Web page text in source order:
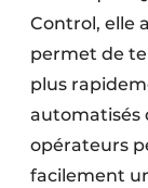
Control, elle
permet de
plus
automatisés
opérateurs
facilement